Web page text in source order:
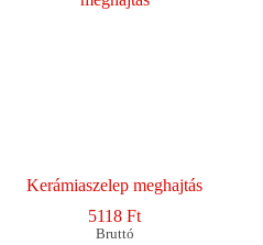
Kerámiaszelep meghajtás
5118Ft
Bruttó